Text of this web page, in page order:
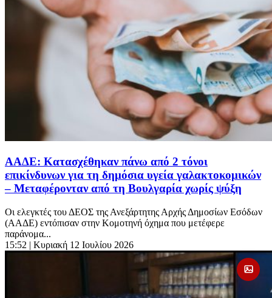
ΑΑΔΕ: Κατασχέθηκαν πάνω από 2 τόνοι
επικίνδυνων για τη δημόσια υγεία γαλακτοκομικών
– Μεταφέρονταν από τη Βουλγαρία χωρίς ψύξη
Οι ελεγκτές του ΔΕΟΣ της Ανεξάρτητης Αρχής Δημοσίων Εσόδων
(ΑΑΔΕ) εντόπισαν στην Κομοτηνή όχημα που μετέφερε
παράνομα...
15:52 | Κυριακή 12 Ιουλίου 2026